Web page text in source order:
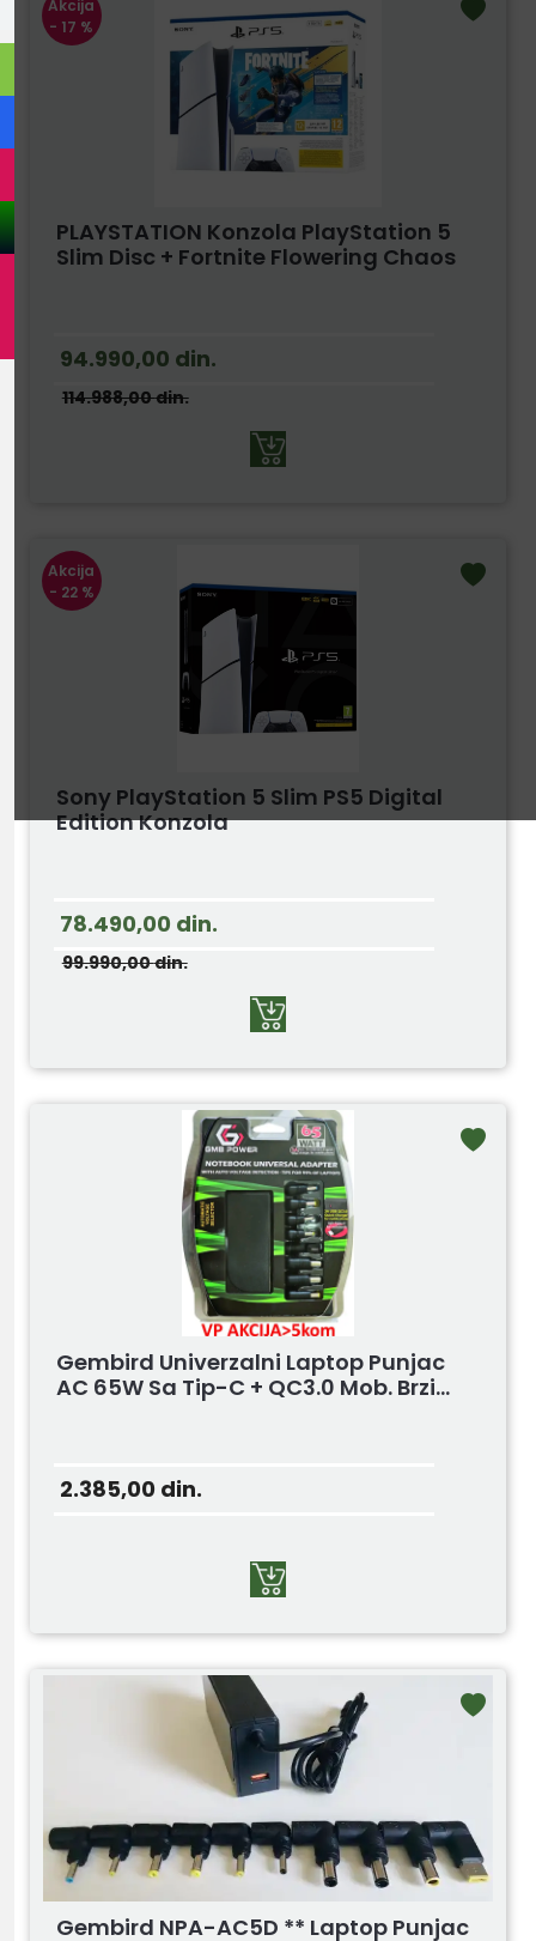
Akcija
- 17 %
PLAYSTATION Konzola PlayStation 5
Slim Disc + Fortnite Flowering Chaos
94.990,00 din.
114.988,00din.
Akcija
- 22 %
Sony PlayStation 5 Slim PS5 Digital
Edition Konzola
78.490,00 din.
99.990,00din.
Gembird Univerzalni Laptop Punjac
AC 65W Sa Tip-C + QC3.0 Mob. Brzi...
2.385,00 din.
Gembird NPA-AC5D ** Laptop Punjac